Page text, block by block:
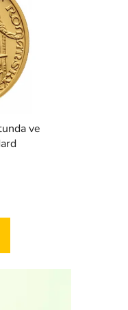
ve